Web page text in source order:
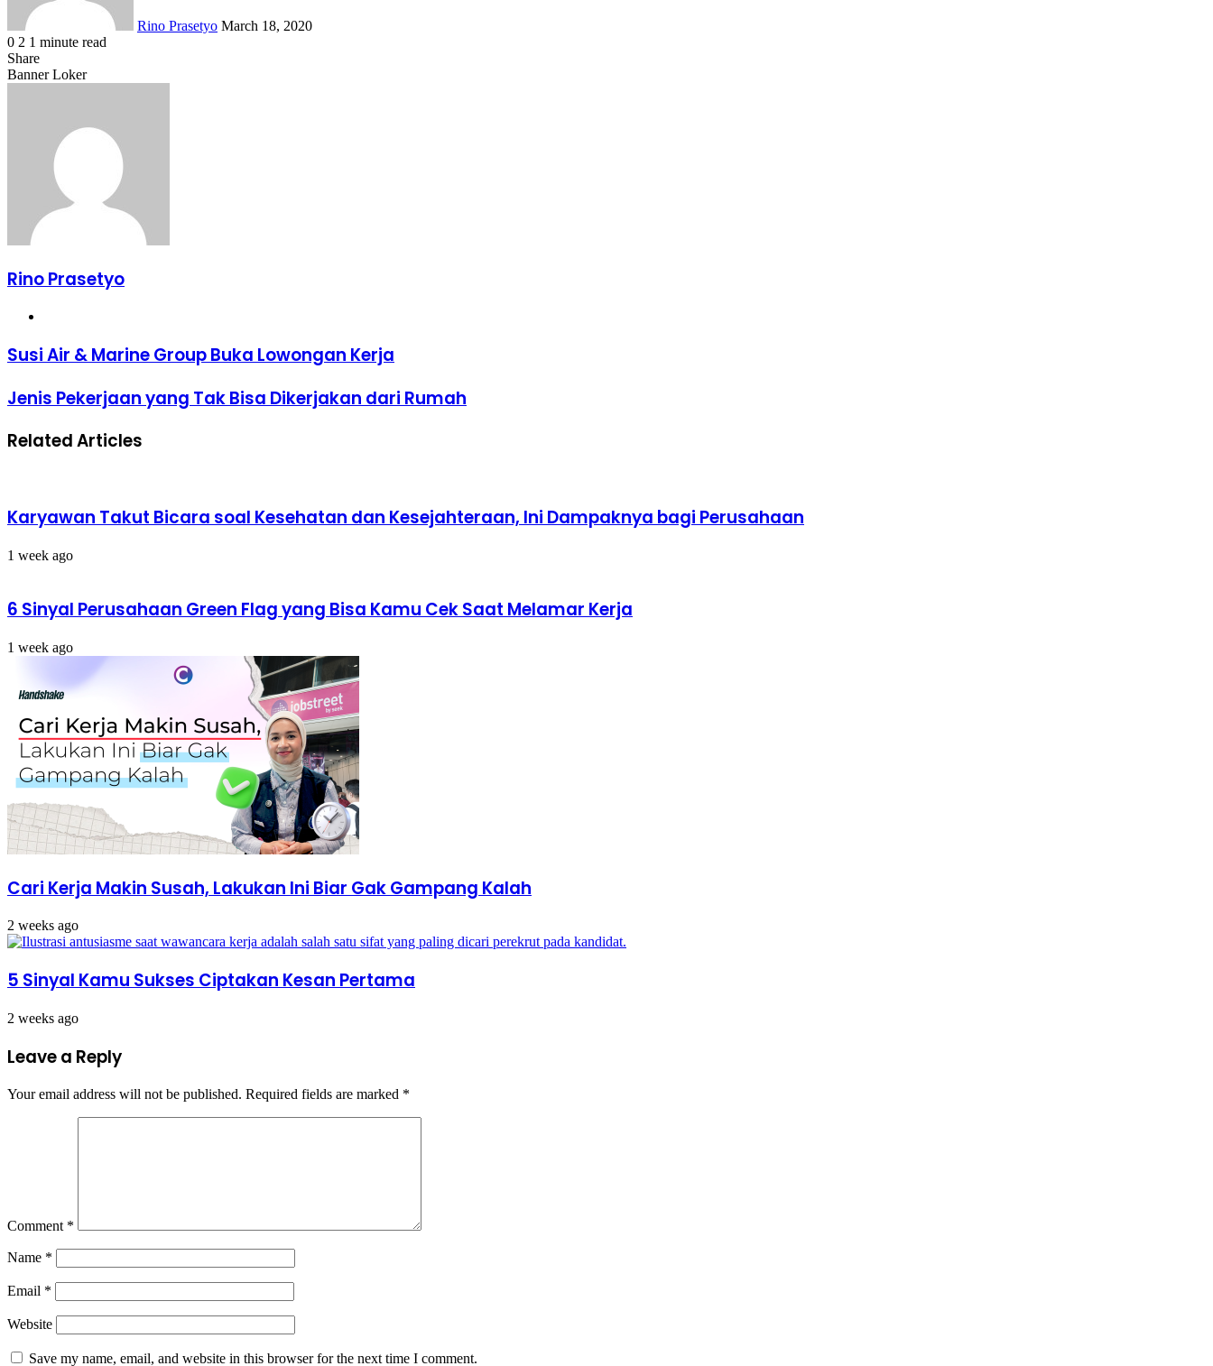
Rino Prasetyo March 18, 2020
0 2 1 minute read
Facebook
X
LinkedIn
WhatsApp
Share
via
Share
Facebook
X
LinkedIn
WhatsApp
Share
Banner Loker
Rino Prasetyo
Susi
Air
Marine
Lowongan
Susi Air & Marine Group Buka Lowongan Kerja
Jenis
Pekerjaan
Tak
Jenis Pekerjaan yang Tak Bisa Dikerjakan dari Rumah
Related Articles
Karyawan Takut Bicara soal Kesehatan dan Kesejahteraan, Ini Dampaknya bagi Perusahaan
1 week ago
6 Sinyal Perusahaan Green Flag yang Bisa Kamu Cek Saat Melamar Kerja
1 week ago
Cari Kerja Makin Susah, Lakukan Ini Biar Gak Gampang Kalah
2 weeks ago
5 Sinyal Kamu Sukses Ciptakan Kesan Pertama
2 weeks ago
Leave a Reply
Your email address will not be published. Required fields are marked *
Comment *
Name *
Email *
Website
Save my name, email, and website in this browser for the next time I comment.